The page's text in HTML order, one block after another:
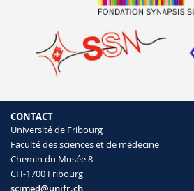
CONTACT
Université de Fribourg
Faculté des sciences et de médecine
Chemin du Musée 8
CH-1700 Fribourg
scimed@unifr.ch